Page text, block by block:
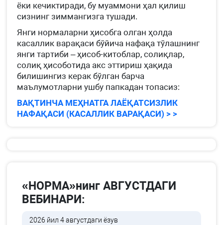
ёки кечиктиради, бу муаммони ҳал қилиш
сизнинг зиммангизга тушади.
Янги нормаларни ҳисобга олган ҳолда
касаллик варақаси бўйича нафақа тўлашнинг
янги тартиби – ҳисоб-китоблар, солиқлар,
солиқ ҳисоботида акс эттириш ҳақида
билишингиз керак бўлган барча
маълумотларни ушбу папкадан топасиз:
ВАҚТИНЧА МЕҲНАТГА ЛАЁҚАТСИЗЛИК
НАФАҚАСИ (КАСАЛЛИК ВАРАҚАСИ) > >
«НОРМА»нинг АВГУСТДАГИ
ВЕБИНАРИ:
2026 йил 4 августдаги ёзув